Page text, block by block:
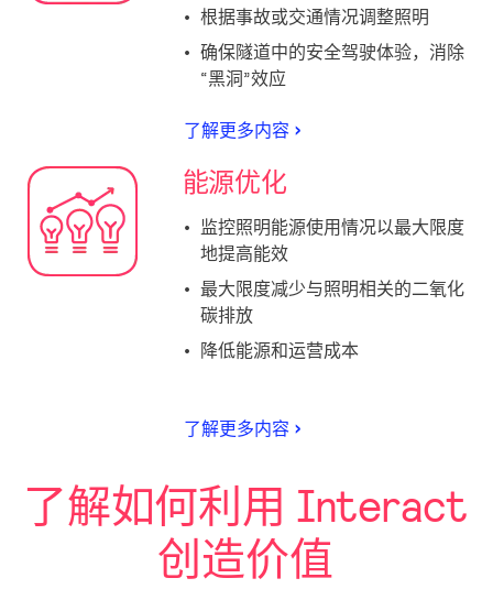
根据事故或交通情况调整照明
确保隧道中的安全驾驶体验，消除
“黑洞”效应
了解更多内容
能源优化
监控照明能源使用情况以最大限度
地提高能效
最大限度减少与照明相关的二氧化
碳排放
降低能源和运营成本
了解更多内容
了解如何利用 Interact
创造价值